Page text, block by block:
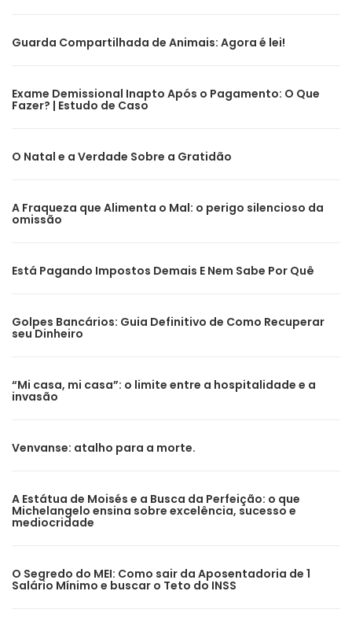
Guarda Compartilhada de Animais: Agora é lei!
Exame Demissional Inapto Após o Pagamento: O Que
Fazer? | Estudo de Caso
O Natal e a Verdade Sobre a Gratidão
A Fraqueza que Alimenta o Mal: o perigo silencioso da
omissão
Está Pagando Impostos Demais E Nem Sabe Por Quê
Golpes Bancários: Guia Definitivo de Como Recuperar
seu Dinheiro
“Mi casa, mi casa”: o limite entre a hospitalidade e a
invasão
Venvanse: atalho para a morte.
A Estátua de Moisés e a Busca da Perfeição: o que
Michelangelo ensina sobre excelência, sucesso e
mediocridade
O Segredo do MEI: Como sair da Aposentadoria de 1
Salário Mínimo e buscar o Teto do INSS